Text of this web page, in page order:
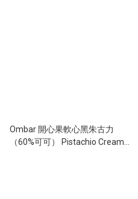
Ombar 開心果軟心黑朱古力
（60%可可） Pistachio Cream